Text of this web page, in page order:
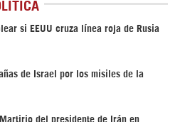
si EEUU cruza línea roja de Rusia
de Israel por los misiles de la
del presidente de Irán en